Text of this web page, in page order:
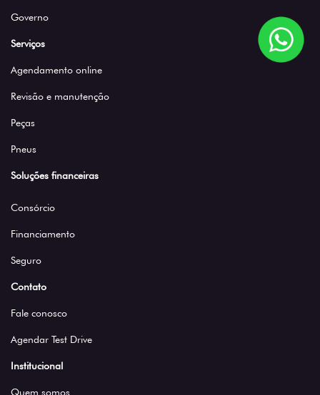
Governo
Serviços
Agendamento online
Revisão e manutenção
Peças
Pneus
Soluções financeiras
Consórcio
Financiamento
Seguro
Contato
Fale conosco
Agendar Test Drive
Institucional
Quem somos